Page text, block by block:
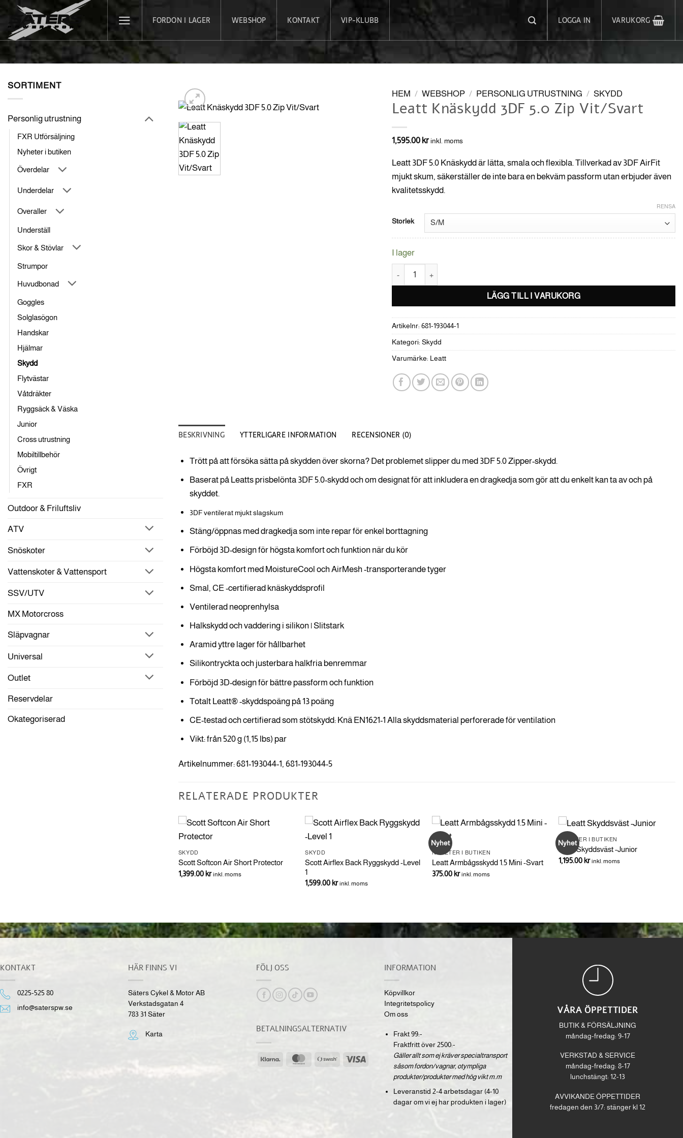
content
FORDON I LAGER WEBSHOP KONTAKT VIP-KLUBB LOGGA IN VARUKORG
SORTIMENT
Personlig utrustning
FXR Utförsäljning
Nyheter i butiken
Överdelar
Underdelar
Overaller
Underställ
Skor & Stövlar
Strumpor
Huvudbonad
Goggles
Solglasögon
Handskar
Hjälmar
Skydd
Flytvästar
Våtdräkter
Ryggsäck & Väska
Junior
Cross utrustning
Mobiltillbehör
Övrigt
FXR
Outdoor & Friluftsliv
ATV
Snöskoter
Vattenskoter & Vattensport
SSV/UTV
MX Motorcross
Släpvagnar
Universal
Outlet
Reservdelar
Okategoriserad
HEM / WEBSHOP / PERSONLIG UTRUSTNING / SKYDD
Leatt Knäskydd 3DF 5.0 Zip Vit/Svart
1,595.00 kr inkl. moms
Leatt 3DF 5.0 Knäskydd är lätta, smala och flexibla. Tillverkad av 3DF AirFit
mjukt skum, säkerställer de inte bara en bekväm passform utan erbjuder även
kvalitetsskydd.
Storlek
RENSA
I lager
Leatt Knäskydd 3DF 5.0 Zip Vit/Svart mängd
LÄGG TILL I VARUKORG
Artikelnr: 681-193044-1
Kategori: Skydd
Varumärke: Leatt
BESKRIVNING YTTERLIGARE INFORMATION RECENSIONER (0)
Trött på att försöka sätta på skydden över skorna? Det problemet slipper du med 3DF 5.0 Zipper-skydd.
Baserat på Leatts prisbelönta 3DF 5.0-skydd och om designat för att inkludera en dragkedja som gör att du enkelt kan ta av och på
skyddet.
3DF ventilerat mjukt slagskum
Stäng/öppnas med dragkedja som inte repar för enkel borttagning
Förböjd 3D-design för högsta komfort och funktion när du kör
Högsta komfort med MoistureCool och AirMesh -transporterande tyger
Smal, CE -certifierad knäskyddsprofil
Ventilerad neoprenhylsa
Halkskydd och vaddering i silikon | Slitstark
Aramid yttre lager för hållbarhet
Silikontryckta och justerbara halkfria benremmar
Förböjd 3D-design för bättre passform och funktion
Totalt Leatt® -skyddspoäng på 13 poäng
CE-testad och certifierad som stötskydd: Knä EN1621-1 Alla skyddsmaterial perforerade för ventilation
Vikt: från 520 g (1,15 lbs) par
Artikelnummer: 681-193044-1, 681-193044-5
RELATERADE PRODUKTER
SKYDD
Scott Softcon Air Short Protector
1,399.00 kr inkl. moms
SKYDD
Scott Airflex Back Ryggskydd -Level
1
1,599.00 kr inkl. moms
Nyhet
NYHETER I BUTIKEN
Leatt Armbågsskydd 1.5 Mini -Svart
375.00 kr inkl. moms
Nyhet
NYHETER I BUTIKEN
Leatt Skyddsväst -Junior
1,195.00 kr inkl. moms
KONTAKT
0225-525 80
info@saterspw.se
HÄR FINNS VI
Säters Cykel & Motor AB
Verkstadsgatan 4
783 31 Säter
Karta
FÖLJ OSS
BETALNINGSALTERNATIV
Klarna MasterCardSwish
(SE)
INFORMATION
Köpvillkor
Integritetspolicy
Om oss
Frakt 99:-
Fraktfritt över 2500:-
Gäller allt som ej kräver specialtransport
såsom fordon/vagnar, otympliga
produkter/produkter med hög vikt m.m
Leveranstid 2-4 arbetsdagar (4-10
dagar om vi ej har produkten i lager)
VÅRA ÖPPETTIDER
BUTIK & FÖRSÄLJNING
måndag-fredag: 9-17
VERKSTAD & SERVICE
måndag-fredag: 8-17
lunchstängt: 12-13
AVVIKANDE ÖPPETTIDER
fredagen den 3/7: stänger kl 12